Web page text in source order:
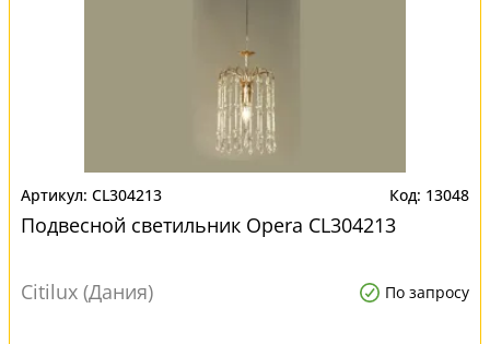
CL304213 13048
Подвесной светильник Opera CL304213
Citilux (Дания) По запросу